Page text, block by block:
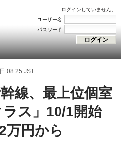
ログインしていません。
ユーザー名
パスワード
08:25 JST
線、最上位個室
ラス」10/1開始
万円から